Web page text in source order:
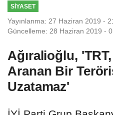
SIYASET
Yayınlanma: 27 Haziran 2019 -
Güncelleme: 28 Haziran 2019 -
Ağıralioğlu,
Aranan Bir
Uzatamaz'